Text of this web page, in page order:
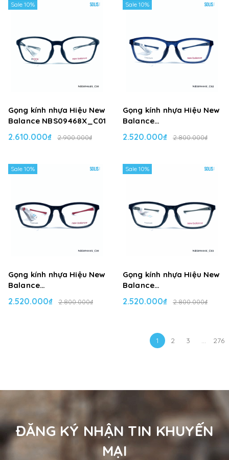
Sale 10%
Gọng kính nhựa Hiệu New
Balance NBS09468X_C01
2.610.000₫ 2.900.000₫
Sale 10%
Gọng kính nhựa Hiệu New
Balance
2.520.000₫ 2.800.000₫
Sale 10%
Gọng kính nhựa Hiệu New
Balance
2.520.000₫ 2.800.000₫
Sale 10%
Gọng kính nhựa Hiệu New
Balance
2.520.000₫ 2.800.000₫
1 2 3 ... 276
ĐĂNG KÝ NHẬN TIN KHUYẾN
MẠI